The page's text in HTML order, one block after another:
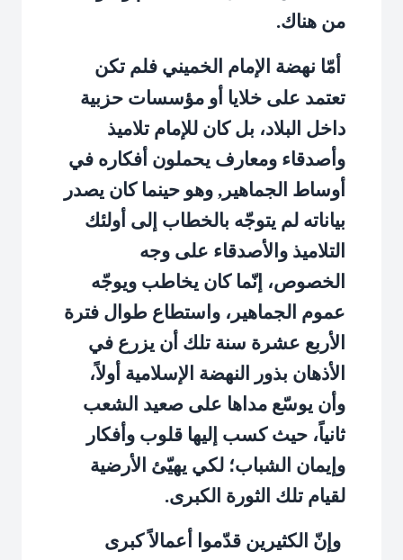
من هناك.
أمّا نهضة الإمام الخميني فلم تكن
تعتمد على خلايا أو مؤسسات حزبية
داخل البلاد، بل كان للإمام تلاميذ
وأصدقاء ومعارف يحملون أفكاره في
أوساط الجماهير, وهو حينما كان يصدر
بياناته لم يتوجّه بالخطاب إلى أولئك
التلاميذ والأصدقاء على وجه
الخصوص، إنّما كان يخاطب ويوجّه
عموم الجماهير، واستطاع طوال فترة
الأربع عشرة سنة تلك أن يزرع في
الأذهان بذور النهضة الإسلامية أولاً،
وأن يوسّع مداها على صعيد الشعب
ثانياً، حيث كسب إليها قلوب وأفكار
وإيمان الشباب؛ لكي يهيّئ الأرضية
لقيام تلك الثورة الكبرى.
وإنّ الكثيرين قدّموا أعمالاً كبرى